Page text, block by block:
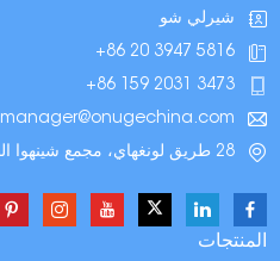
شيرلي شو
+86 20 3947 5816
+86 159 2031 3473
manager@onugechina.com
28 طريق لونغهاي، مجمع شينهوا الصناعي، قوانغتشو، الصين
المنتجات